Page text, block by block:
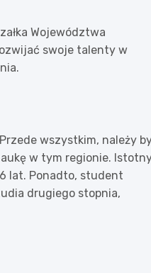
Województwa
swoje talenty w
wszystkim, należy
w tym regionie.
lat. Ponadto, student
drugiego stopnia,